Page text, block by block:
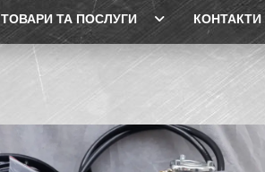
ТОВАРИ ТА ПОСЛУГИ КОНТАКТИ